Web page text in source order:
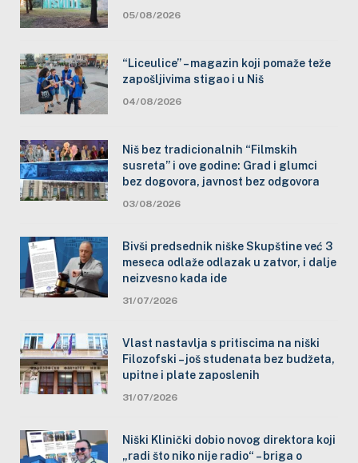
05/08/2026
“Liceulice” – magazin koji pomaže teže
zapošljivima stigao i u Niš
04/08/2026
Niš bez tradicionalnih “Filmskih
susreta” i ove godine: Grad i glumci
bez dogovora, javnost bez odgovora
03/08/2026
Bivši predsednik niške Skupštine već 3
meseca odlaže odlazak u zatvor, i dalje
neizvesno kada ide
31/07/2026
Vlast nastavlja s pritiscima na niški
Filozofski – još studenata bez budžeta,
upitne i plate zaposlenih
31/07/2026
Niški Klinički dobio novog direktora koji
„radi što niko nije radio“ – briga o